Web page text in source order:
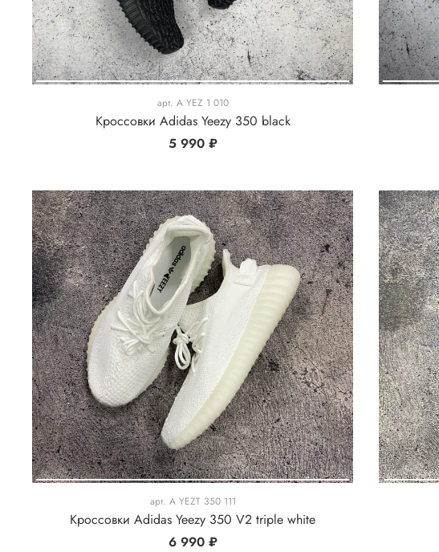
арт. A YEZ 1 010
Кроссовки Adidas Yeezy 350 black
5 990 ₽
арт. A YEZT 350 111
Кроссовки Adidas Yeezy 350 V2 triple white
6 990 ₽